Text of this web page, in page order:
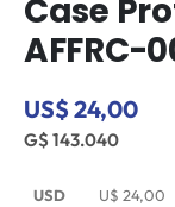
Case
AFFRC-
US$ 24,00
G$ 143.040
USD U$ 24,00